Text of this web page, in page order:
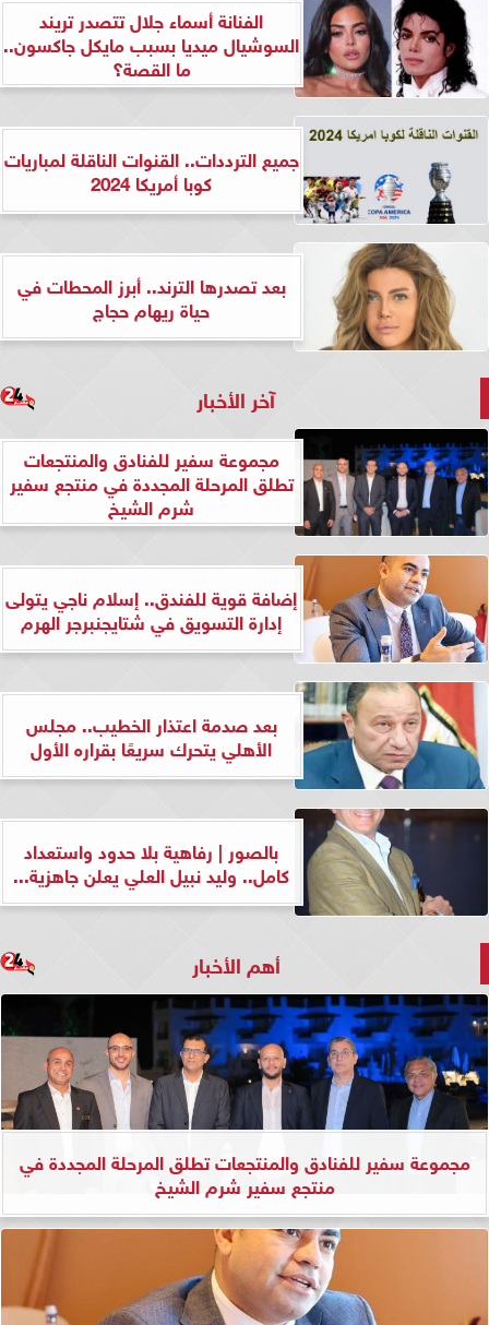
الفنانة أسماء جلال تتصدر تريند
السوشيال ميديا بسبب مايكل جاكسون..
ما القصة؟
جميع الترددات.. القنوات الناقلة لمباريات
كوبا أمريكا 2024
بعد تصدرها الترند.. أبرز المحطات في
حياة ريهام حجاج
آخر الأخبار
مجموعة سفير للفنادق والمنتجعات
تطلق المرحلة المجددة في منتجع سفير
شرم الشيخ
إضافة قوية للفندق.. إسلام ناجي يتولى
إدارة التسويق في شتايجنبرجر الهرم
بعد صدمة اعتذار الخطيب.. مجلس
الأهلي يتحرك سريعًا بقراره الأول
بالصور | رفاهية بلا حدود واستعداد
كامل.. وليد نبيل العلي يعلن جاهزية...
أهم الأخبار
مجموعة سفير للفنادق والمنتجعات تطلق المرحلة المجددة في
منتجع سفير شرم الشيخ